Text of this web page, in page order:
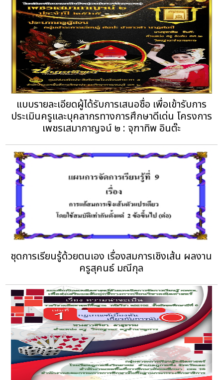
แบบรายละเอียดผู้ได้รับการเสนอชื่อ เพื่อเข้ารับการ
ประเมินครูและบุคลากรทางการศึกษาดีเด่น โครงการ
เพชรเสมากาญจน์ ๒ : จุฑาทิพ อินต๊ะ
ชุดการเรียนรู้ด้วยตนเอง เรื่องสมการเชิงเส้น ผลงาน
ครูสุคนธ์ มณีกุล